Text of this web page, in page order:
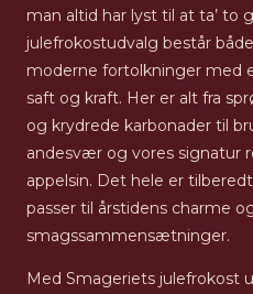
man altid har lyst til at ta’ to
julefrokostudvalg består
moderne fortolkninger med
saft og kraft. Her er alt fra
og krydrede karbonader til
andesvær og vores signatur
appelsin. Det hele er
passer til årstidens charme
smagssammensætninger.
Med Smageriets julefrokost